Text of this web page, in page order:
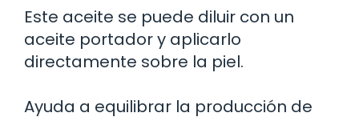
Este aceite se puede diluir con un
aceite portador y aplicarlo
directamente sobre la piel.
Ayuda a equilibrar la producción de